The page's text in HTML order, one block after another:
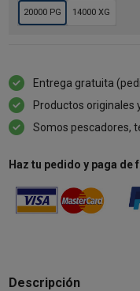
20000 PG 14000 XG
Entrega gratuita
Productos originales
Somos pescadores,
Haz tu pedido y paga de
Descripción